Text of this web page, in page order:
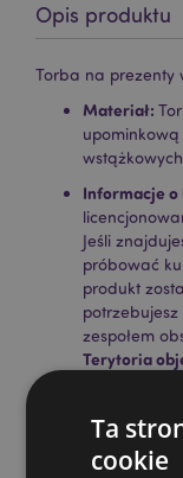
Opis produktu
Torba na prezenty
Materiał:
Informacje
Jeśli
próbować
produkt
zespołem
Terytoria
Baleary
i
(Hiszpania),
Ta
cookie